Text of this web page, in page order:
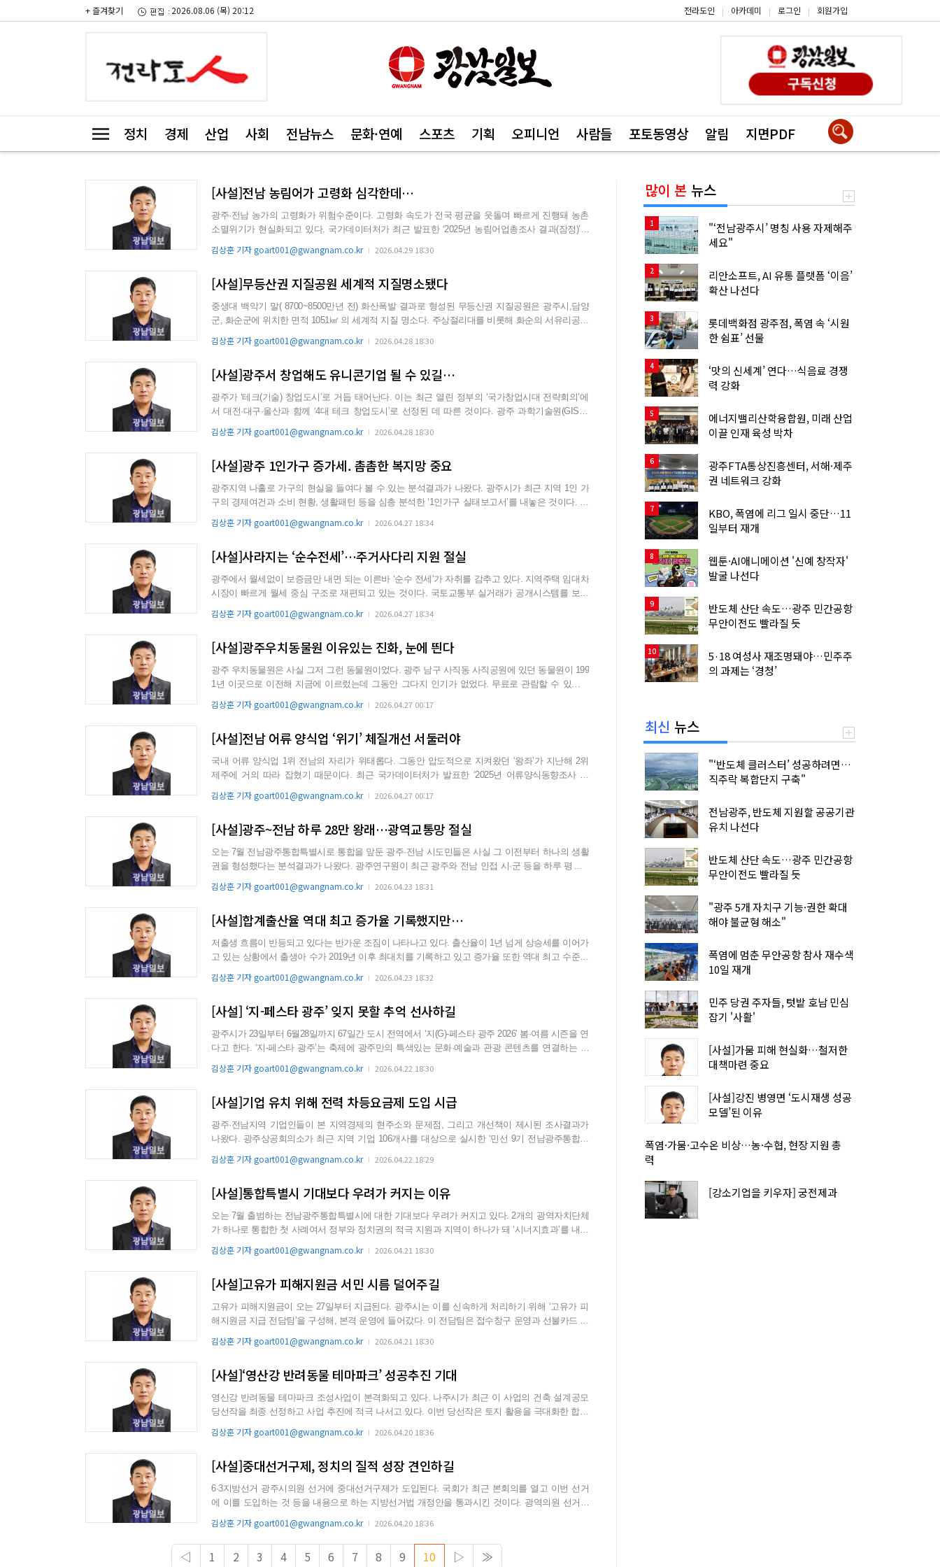
+ 즐겨찾기 2026.08.06 (목) 20:12 전라도인 | 아카데미 | 로그인 | 회원가입
정치 경제 산업 사회 전남뉴스 문화·연예 스포츠 기획 오피니언 사람들 포토동영상 알림 지면PDF
[사설]전남 농림어가 고령화 심각한데…
광주·전남 농가의 고령화가 위험수준이다. 고령화 속도가 전국 평균을 웃돌며 빠르게 진행돼 농촌
소멸위기가 현실화되고 있다. 국가데이터처가 최근 발표한 ‘2025년 농림어업총조사 결과(잠정)’를
김상훈 기자 goart001@gwangnam.co.kr 2026.04.29 18:30
[사설]무등산권 지질공원 세계적 지질명소됐다
중생대 백악기 말( 8700~8500만년 전) 화산폭발 결과로 형성된 무등산권 지질공원은 광주시,담양
군, 화순군에 위치한 면적 1051㎢ 의 세계적 지질 명소다. 주상절리대를 비롯해 화순의 서유리공룡
김상훈 기자 goart001@gwangnam.co.kr 2026.04.28 18:30
[사설]광주서 창업해도 유니콘기업 될 수 있길…
광주가 ‘테크(기술) 창업도시’로 거듭 태어난다. 이는 최근 열린 정부의 ‘국가창업시대 전략회의’에
서 대전·대구·울산과 함께 ‘4대 테크 창업도시’로 선정된 데 따른 것이다. 광주 과학기술원(GIST),
김상훈 기자 goart001@gwangnam.co.kr 2026.04.28 18:30
[사설]광주 1인가구 증가세. 촘촘한 복지망 중요
광주지역 나홀로 가구의 현실을 들여다 볼 수 있는 분석결과가 나왔다. 광주시가 최근 지역 1인 가
구의 경제여건과 소비 현황, 생활패턴 등을 심층 분석한 ‘1인가구 실태보고서’를 내놓은 것이다. 이
김상훈 기자 goart001@gwangnam.co.kr 2026.04.27 18:34
[사설]사라지는 ‘순수전세’…주거사다리 지원 절실
광주에서 월세없이 보증금만 내면 되는 이른바 ‘순수 전세’가 자취를 감추고 있다. 지역주택 임대차
시장이 빠르게 월세 중심 구조로 재편되고 있는 것이다. 국토교통부 실거래가 공개시스템를 보면
김상훈 기자 goart001@gwangnam.co.kr 2026.04.27 18:34
[사설]광주우치동물원 이유있는 진화, 눈에 띈다
광주 우치동물원은 사실 그저 그런 동물원이었다. 광주 남구 사직동 사직공원에 있던 동물원이 199
1년 이곳으로 이전해 지금에 이르렀는데 그동안 그다지 인기가 없었다. 무료로 관람할 수 있지만
김상훈 기자 goart001@gwangnam.co.kr 2026.04.27 00:17
[사설]전남 어류 양식업 ‘위기’ 체질개선 서둘러야
국내 어류 양식업 1위 전남의 자리가 위태롭다. 그동안 압도적으로 지켜왔던 ‘왕좌’가 지난해 2위
제주에 거의 따라 잡혔기 때문이다. 최근 국가데이터처가 발표한 ‘2025년 어류양식동향조사 결
김상훈 기자 goart001@gwangnam.co.kr 2026.04.27 00:17
[사설]광주~전남 하루 28만 왕래…광역교통망 절실
오는 7월 전남광주통합특별시로 통합을 앞둔 광주·전남 시도민들은 사실 그 이전부터 하나의 생활
권을 형성했다는 분석결과가 나왔다. 광주연구원이 최근 광주와 전남 인접 시·군 등을 하루 평균 2
김상훈 기자 goart001@gwangnam.co.kr 2026.04.23 18:31
[사설]합계출산율 역대 최고 증가율 기록했지만…
저출생 흐름이 반등되고 있다는 반가운 조짐이 나타나고 있다. 출산율이 1년 넘게 상승세를 이어가
고 있는 상황에서 출생아 수가 2019년 이후 최대치를 기록하고 있고 증가율 또한 역대 최고 수준까
김상훈 기자 goart001@gwangnam.co.kr 2026.04.23 18:32
[사설] ‘지-페스타 광주’ 잊지 못할 추억 선사하길
광주시가 23일부터 6월28일까지 67일간 도시 전역에서 ‘지(G)-페스타 광주 2026’ 봄·여름 시즌을 연
다고 한다. ‘지-페스타 광주’는 축제에 광주만의 특색있는 문화·예술과 관광 콘텐츠를 연결하는 통
김상훈 기자 goart001@gwangnam.co.kr 2026.04.22 18:30
[사설]기업 유치 위해 전력 차등요금제 도입 시급
광주·전남지역 기업인들이 본 지역경제의 현주소와 문제점, 그리고 개선책이 제시된 조사결과가
나왔다. 광주상공회의소가 최근 지역 기업 106개사를 대상으로 실시한 ‘민선 9기 전남광주통합특
김상훈 기자 goart001@gwangnam.co.kr 2026.04.22 18:29
[사설]통합특별시 기대보다 우려가 커지는 이유
오는 7월 출범하는 전남광주통합특별시에 대한 기대보다 우려가 커지고 있다. 2개의 광역자치단체
가 하나로 통합한 첫 사례여서 정부와 정치권의 적극 지원과 지역이 하나가 돼 ‘시너지효과’를 내도
김상훈 기자 goart001@gwangnam.co.kr 2026.04.21 18:30
[사설]고유가 피해지원금 서민 시름 덜어주길
고유가 피해지원금이 오는 27일부터 지급된다. 광주시는 이를 신속하게 처리하기 위해 ‘고유가 피
해지원금 지급 전담팀’을 구성해, 본격 운영에 들어갔다. 이 전담팀은 접수창구 운영과 선불카드 수
김상훈 기자 goart001@gwangnam.co.kr 2026.04.21 18:30
[사설]‘영산강 반려동물 테마파크’ 성공추진 기대
영산강 반려동물 테마파크 조성사업이 본격화되고 있다. 나주시가 최근 이 사업의 건축 설계공모
당선작을 최종 선정하고 사업 추진에 적극 나서고 있다. 이번 당선작은 토지 활용을 극대화한 합리
김상훈 기자 goart001@gwangnam.co.kr 2026.04.20 18:36
[사설]중대선거구제, 정치의 질적 성장 견인하길
6·3지방선거 광주시의원 선거에 중대선거구제가 도입된다. 국회가 최근 본회의를 열고 이번 선거
에 이를 도입하는 것 등을 내용으로 하는 지방선거법 개정안을 통과시킨 것이다. 광역의원 선거에
김상훈 기자 goart001@gwangnam.co.kr 2026.04.20 18:36
◁ 1 2 3 4 5 6 7 8 9 10 ▷ ≫
많이 본 뉴스
1
"‘전남광주시’ 명칭 사용 자제해주
세요"
2
리안소프트, AI 유통 플랫폼 ‘이음’
확산 나선다
3
롯데백화점 광주점, 폭염 속 ‘시원
한 쉼표’ 선물
4
‘맛의 신세계’ 연다…식음료 경쟁
력 강화
5
에너지밸리산학융합원, 미래 산업
이끌 인재 육성 박차
6
광주FTA통상진흥센터, 서해·제주
권 네트워크 강화
7
KBO, 폭염에 리그 일시 중단…11
일부터 재개
8
웹툰·AI애니메이션 '신예 창작자'
발굴 나선다
9
반도체 산단 속도…광주 민간공항
무안이전도 빨라질 듯
10
5·18 여성사 재조명돼야…민주주
의 과제는 ‘경청’
최신 뉴스
"‘반도체 클러스터’ 성공하려면…
직주락 복합단지 구축"
전남광주, 반도체 지원할 공공기관
유치 나선다
반도체 산단 속도…광주 민간공항
무안이전도 빨라질 듯
"광주 5개 자치구 기능·권한 확대
해야 불균형 해소"
폭염에 멈춘 무안공항 참사 재수색
10일 재개
민주 당권 주자들, 텃밭 호남 민심
잡기 '사활'
[사설]가뭄 피해 현실화…철저한
대책마련 중요
[사설]강진 병영면 ‘도시재생 성공
모델’된 이유
폭염·가뭄·고수온 비상…농·수협, 현장 지원 총
력
[강소기업을 키우자] 궁전제과